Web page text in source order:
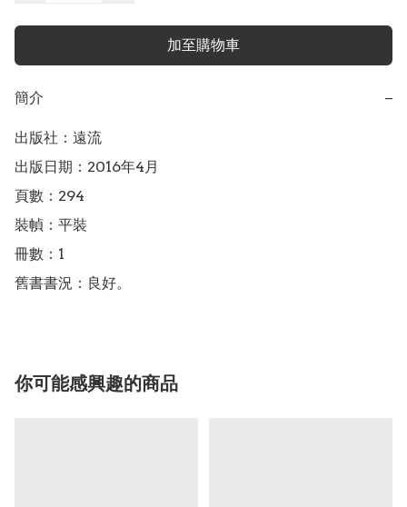
加至購物車
簡介 −
出版社：遠流
出版日期：2016年4月
頁數：294
裝幀：平裝
冊數：1
舊書書況：良好。
你可能感興趣的商品